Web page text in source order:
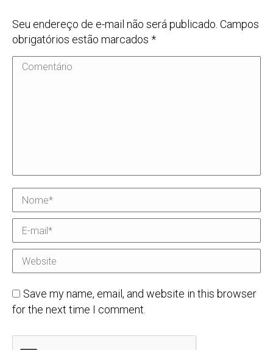
Seu endereço de e-mail não será publicado. Campos
obrigatórios estão marcados *
Comentário
Nome *
E-mail *
Website
Save my name, email, and website in this browser
for the next time I comment.